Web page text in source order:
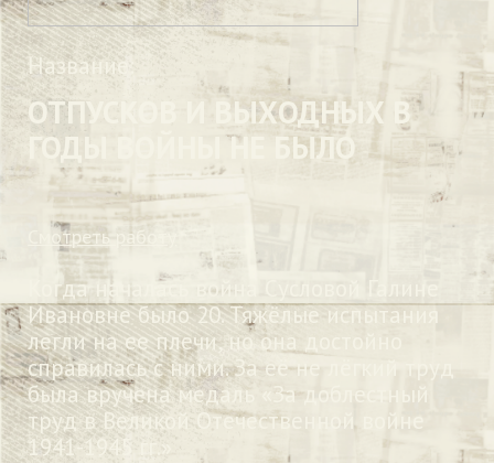
Название:
ОТПУСКОВ И ВЫХОДНЫХ В
ГОДЫ ВОЙНЫ НЕ БЫЛО
Смотреть работу
Когда началась война Сусловой Галине
Ивановне было 20. Тяжёлые испытания
легли на ее плечи, но она достойно
справилась с ними. За её не лёгкий труд
была вручена медаль «За доблестный
труд в Великой Отечественной войне
1941-1945 гг.»